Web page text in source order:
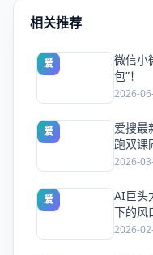
相关推荐
爱
微信小
包”！
2026-
爱
爱搜最
跑双课
量
2026-
爱
AI巨头
下的风
2026-